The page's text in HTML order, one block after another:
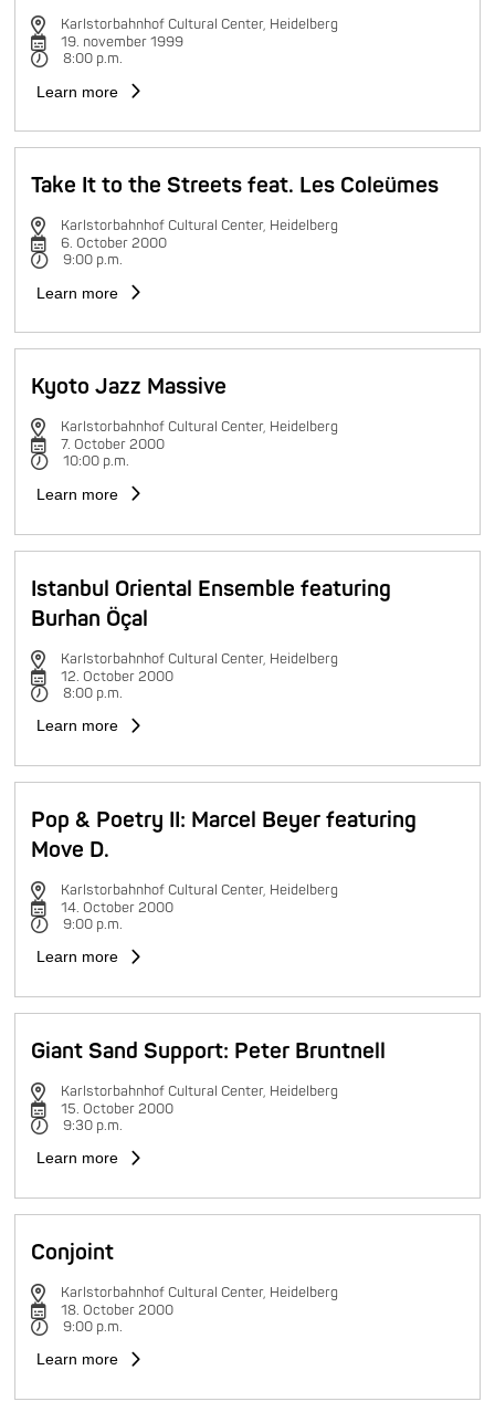
Karlstorbahnhof Cultural Center, Heidelberg
19. november 1999
8:00 p.m.
Learn more
Take It to the Streets feat. Les Coleümes
Karlstorbahnhof Cultural Center, Heidelberg
6. October 2000
9:00 p.m.
Learn more
Kyoto Jazz Massive
Karlstorbahnhof Cultural Center, Heidelberg
7. October 2000
10:00 p.m.
Learn more
Istanbul Oriental Ensemble featuring
Burhan Öçal
Karlstorbahnhof Cultural Center, Heidelberg
12. October 2000
8:00 p.m.
Learn more
Pop & Poetry II: Marcel Beyer featuring
Move D.
Karlstorbahnhof Cultural Center, Heidelberg
14. October 2000
9:00 p.m.
Learn more
Giant Sand Support: Peter Bruntnell
Karlstorbahnhof Cultural Center, Heidelberg
15. October 2000
9:30 p.m.
Learn more
Conjoint
Karlstorbahnhof Cultural Center, Heidelberg
18. October 2000
9:00 p.m.
Learn more